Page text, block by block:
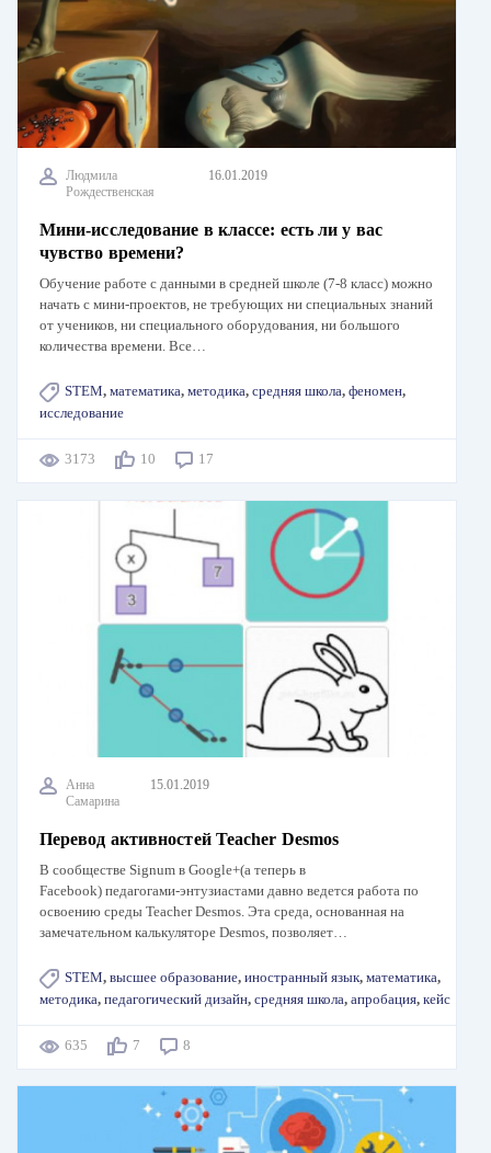
Людмила
Рождественская
16.01.2019
Мини-исследование в классе: есть ли у вас
чувство времени?
Обучение работе с данными в средней школе (7-8 класс) можно
начать с мини-проектов, не требующих ни специальных знаний
от учеников, ни специального оборудования, ни большого
количества времени. Все…
STEM, математика, методика, средняя школа, феномен,
исследование
3173 10 17
Анна
Самарина
15.01.2019
Перевод активностей Teacher Desmos
В сообществе Signum в Google+(а теперь в
Facebook) педагогами-энтузиастами давно ведется работа по
освоению среды Teacher Desmos. Эта среда, основанная на
замечательном калькуляторе Desmos, позволяет…
STEM, высшее образование, иностранный язык, математика,
методика, педагогический дизайн, средняя школа, апробация, кейс
635 7 8